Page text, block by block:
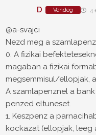
D Vendég 4
@a-svajci
Nezd meg a
0. A fizikai
magaban a fizikai
megsemmisul/ellopjak,
A szamlapenznel a
penzed eltuneset.
1. Keszpenz a
kockazat (ellopjak, leeg